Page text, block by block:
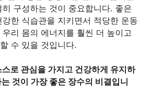
구성하는 것이 중요합니다. 좋은
한 식습관을 지키면서 적당한 운동
리 몸의 에너지를 훨씬 더 높이고
수 있을 것입니다.
스로 관심을 가지고 건강하게 유지하
것이 가장 좋은 장수의 비결입니